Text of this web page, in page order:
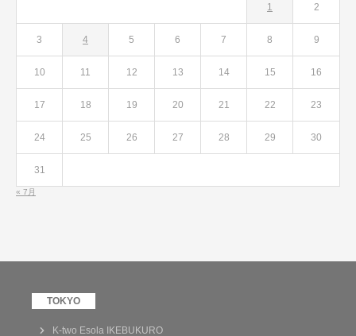
1 2
3 4 5 6 7 8 9
10 11 12 13 14 15 16
17 18 19 20 21 22 23
24 25 26 27 28 29 30
31
« 7月
K-two Esola IKEBUKURO